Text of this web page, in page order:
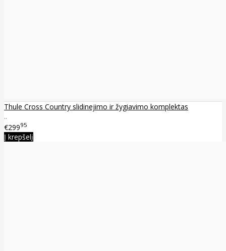
Thule Cross Country slidinejimo ir žygiavimo komplektas
..
€29995
Į krepšelį